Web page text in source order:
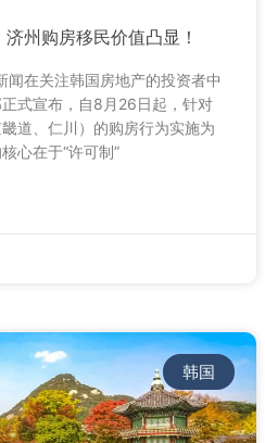
州购房移民价值凸显！
在关注韩国房地产的投资者中
式宣布，自8月26日起，针对
道、仁川）的购房行为实施为
心在于“许可制”
韩国